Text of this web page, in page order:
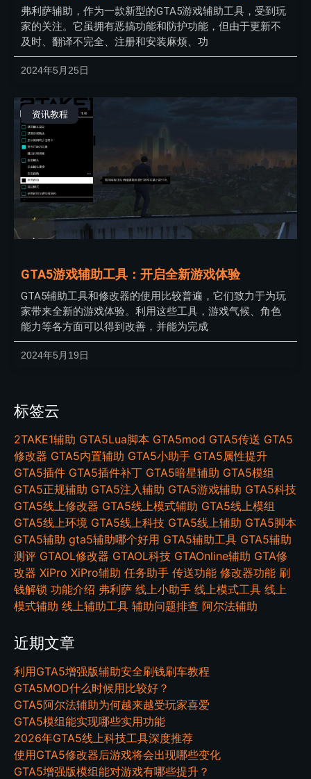
弗利萨辅助，作为一款新型的GTA5游戏辅助工具，受到玩
家的关注。它虽拥有恶搞功能和防护功能，但由于更新不
及时、翻译不完全、注册和安装麻烦、功
2024年5月25日
资讯教程
GTA5游戏辅助工具：开启全新游戏体验
GTA5辅助工具和修改器的使用比较普遍，它们致力于为玩
家带来全新的游戏体验。利用这些工具，游戏气候、角色
能力等各方面可以得到改善，并能为完成
2024年5月19日
标签云
2TAKE1辅助 GTA5Lua脚本 GTA5mod GTA5传送 GTA5
修改器 GTA5内置辅助 GTA5小助手 GTA5属性提升
GTA5插件 GTA5插件补丁 GTA5暗星辅助 GTA5模组
GTA5正规辅助 GTA5注入辅助 GTA5游戏辅助 GTA5科技
GTA5线上修改器 GTA5线上模式辅助 GTA5线上模组
GTA5线上环境 GTA5线上科技 GTA5线上辅助 GTA5脚本
GTA5辅助 gta5辅助哪个好用 GTA5辅助工具 GTA5辅助
测评 GTAOL修改器 GTAOL科技 GTAOnline辅助 GTA修
改器 XiPro XiPro辅助 任务助手 传送功能 修改器功能 刷
钱解锁 功能介绍 弗利萨 线上小助手 线上模式工具 线上
模式辅助 线上辅助工具 辅助问题排查 阿尔法辅助
近期文章
利用GTA5增强版辅助安全刷钱刷车教程
GTA5MOD什么时候用比较好？
GTA5阿尔法辅助为何越来越受玩家喜爱
GTA5模组能实现哪些实用功能
2026年GTA5线上科技工具深度推荐
使用GTA5修改器后游戏将会出现哪些变化
GTA5增强版模组能对游戏有哪些提升？